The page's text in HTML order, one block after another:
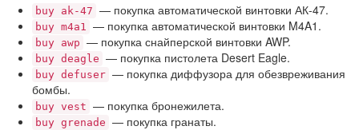
buy ak-47 — покупка автоматической винтовки АК-47.
buy m4a1 — покупка автоматической винтовки M4A1.
buy awp — покупка снайперской винтовки AWP.
buy deagle — покупка пистолета Desert Eagle.
buy defuser — покупка диффузора для обезвреживания
бомбы.
buy vest — покупка бронежилета.
buy grenade — покупка гранаты.